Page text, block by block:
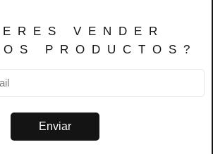
VENDER
PRODUCTOS?
Enviar